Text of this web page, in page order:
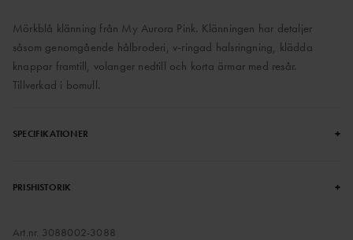
Mörkblå klänning från My Aurora Pink. Klänningen har detaljer
såsom genomgående hålbroderi, v-ringad halsringning, klädda
knappar framtill, volanger nedtill och korta ärmar med resår.
Tillverkad i bomull.
SPECIFIKATIONER +
PRISHISTORIK +
Art.nr. 3088002-3088